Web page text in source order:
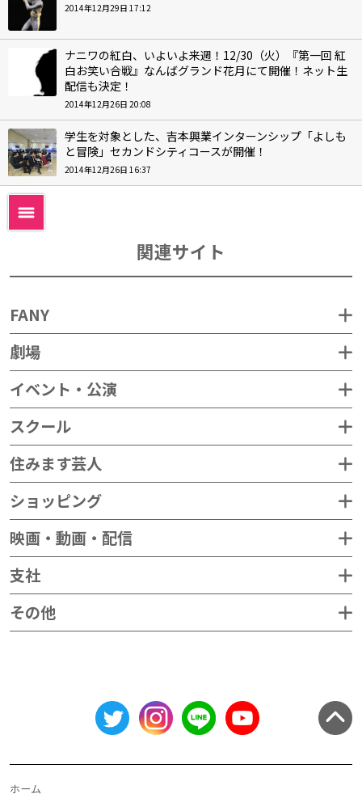
2014年12月29日 17:12
ナニワの紅白、いよいよ来週！12/30（火）『第一回 紅
白お笑い合戦』なんばグランド花月にて開催！ネット生
配信も決定！
2014年12月26日 20:08
学生を対象とした、吉本興業インターンシップ「よしも
と冒険」セカンドシティコースが開催！
2014年12月26日 16:37
関連サイト
FANY
劇場
イベント・公演
スクール
住みます芸人
ショッピング
映画・動画・配信
支社
その他
ホーム